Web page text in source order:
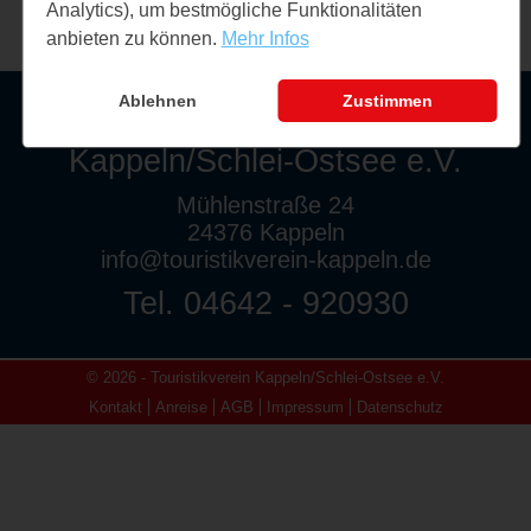
Touristikverein
Kappeln/Schlei-Ostsee e.V.
Mühlenstraße 24
24376 Kappeln
info@touristikverein-kappeln.de
Tel. 04642 - 920930
© 2026 - Touristikverein Kappeln/Schlei-Ostsee e.V.
Kontakt
Anreise AGB Impressum Datenschutz
Analytics), um bestmögliche Funktionalitäten
anbieten zu können. Mehr Infos
Ablehnen Zustimmen